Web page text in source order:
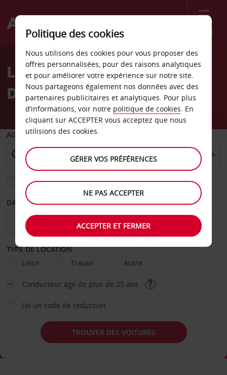
Menu
Welcome
AvisLocation de voiture Saint-
Domingue
AGENCE DE DÉPART
Sélectionnez une autre agence de retour
DATE DE DÉPART DATE DE RETOUR
TYPE DE LOCATION
Loisir
Travail Autre
Conducteur âgé de plus de 25 ans
J’ai un code de réduction
TROUVER DES VOITURES
Politique des cookies
Nous utilisons des cookies pour vous proposer des
offres personnalisées, pour des raisons analytiques
et pour améliorer votre expérience sur notre site.
Nous partageons également nos données avec des
partenaires publicitaires et analytiques. Pour plus
d’informations, voir notre politique de cookies. En
cliquant sur ACCEPTER vous acceptez que nous
utilisions des cookies.
GÉRER VOS PRÉFÉRENCES
NE PAS ACCEPTER
ACCEPTER ET FERMER